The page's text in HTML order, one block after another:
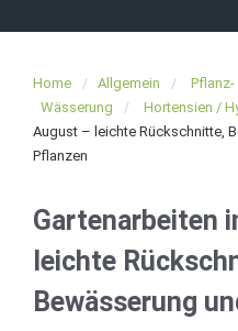
Home Allgemein
Wässerung
Hortensien /
August – leichte Rückschnitte,
Pflanzen
Gartenarbeiten
leichte
Bewässerung